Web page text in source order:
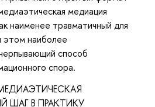
медиация
наименее травматичный для
этом наиболее
способ
спора.
ШАГ В ПРАКТИКУ